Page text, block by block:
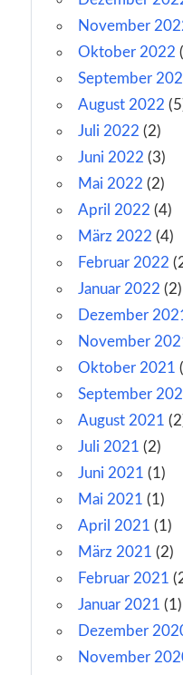
November
Oktober 2022
September
August 2022
Juli 2022 (2)
Juni 2022 (3)
Mai 2022 (2)
April 2022 (4)
März 2022 (4)
Februar 2022
Januar 2022 (2)
Dezember
November
Oktober 2021
September
August 2021
Juli 2021 (2)
Juni 2021 (1)
Mai 2021 (1)
April 2021 (1)
März 2021 (2)
Februar 2021
Januar 2021 (1)
Dezember
November